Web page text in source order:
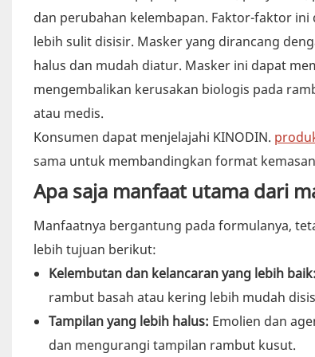
dan perubahan kelembapan. Faktor-faktor
lebih sulit disisir. Masker yang dirancang
halus dan mudah diatur. Masker ini dapat
mengembalikan kerusakan biologis pada
atau medis.
Konsumen dapat menjelajahi KINODIN.
sama untuk membandingkan format
Apa saja manfaat utama dari
Manfaatnya bergantung pada formulanya,
lebih tujuan berikut:
Kelembutan dan kelancaran yang lebih baik:
rambut basah atau kering lebih mudah
Tampilan yang lebih halus: Emolien dan
dan mengurangi tampilan rambut kusut.